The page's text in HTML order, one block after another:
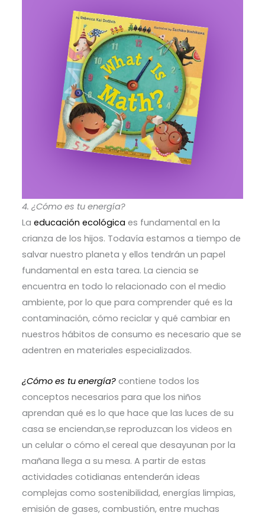
4. ¿Cómo es tu energía?
La educación ecológica es fundamental en la
crianza de los hijos. Todavía estamos a tiempo de
salvar nuestro planeta y ellos tendrán un papel
fundamental en esta tarea. La ciencia se
encuentra en todo lo relacionado con el medio
ambiente, por lo que para comprender qué es la
contaminación, cómo reciclar y qué cambiar en
nuestros hábitos de consumo es necesario que se
adentren en materiales especializados.
¿Cómo es tu energía?contiene todos los
conceptos necesarios para que los niños
aprendan qué es lo que hace que las luces de su
casa se enciendan,se reproduzcan los videos en
un celular o cómo el cereal que desayunan por la
mañana llega a su mesa. A partir de estas
actividades cotidianas entenderán ideas
complejas como sostenibilidad, energías limpias,
emisión de gases, combustión, entre muchas